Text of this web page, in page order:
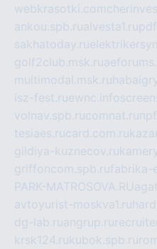
webkrasotki.com
ankou.spb.rualvesta1.ru
sakhatoday.ru
golf2club.msk.ru
multimodal.msk.ru
isz-fest.ruewnc.info
volnav.spb.rucomnat.ru
tesiaes.rucard.com.ru
gildiya-kuznecov.ru
griffoncom.spb.rufabrika-
PARK-MATROSOVA.RU
avtoyurist-moskva1.ru
dg-lab.ruangrup.ru
krsk124.rukubok.spb.ru